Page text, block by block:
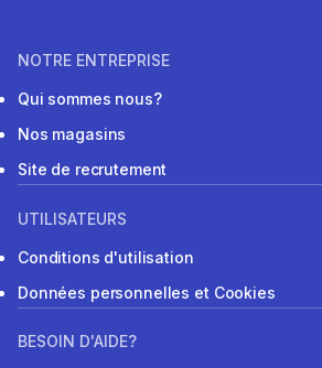
NOTRE ENTREPRISE
Qui sommes nous?
Nos magasins
Site de recrutement
UTILISATEURS
Conditions d'utilisation
Données personnelles et Cookies
BESOIN D'AIDE?